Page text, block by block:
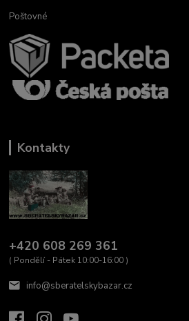
Poštovné
Kontakty
+420 608 269 361
( Pondělí - Pátek 10:00-16:00 )
info@sberatelskybazar.cz